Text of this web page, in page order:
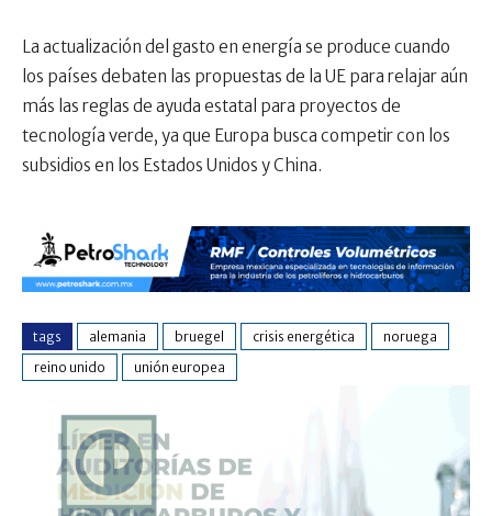
La actualización del gasto en energía se produce cuando
los países debaten las propuestas de la UE para relajar aún
más las reglas de ayuda estatal para proyectos de
tecnología verde, ya que Europa busca competir con los
subsidios en los Estados Unidos y China.
tags alemania bruegel crisis energética
noruega
reino unido
unión europea